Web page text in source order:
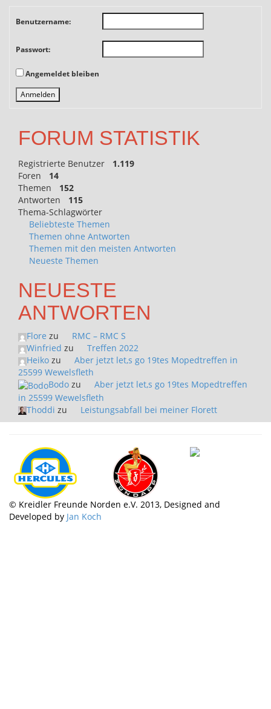
Benutzername:
Passwort:
Angemeldet bleiben
Anmelden
FORUM STATISTIK
Registrierte Benutzer
1.119
Foren
14
Themen
152
Antworten
115
Thema-Schlagwörter
Beliebteste Themen
Themen ohne Antworten
Themen mit den meisten Antworten
Neueste Themen
NEUESTE
ANTWORTEN
Flore zu
RMC – RMC S
Winfried zu
Treffen 2022
Heiko zu
Aber jetzt let,s go 19tes Mopedtreffen in
25599 Wewelsfleth
Bodo zu
Aber jetzt let,s go 19tes Mopedtreffen
in 25599 Wewelsfleth
Thoddi zu Leistungsabfall bei meiner Florett
© Kreidler Freunde Norden e.V. 2013, Designed and
Developed by Jan Koch